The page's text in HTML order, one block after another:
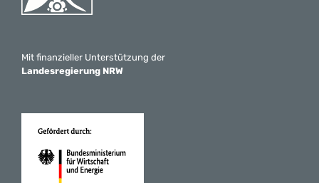
Mit finanzieller Unterstützung der
Landesregierung NRW